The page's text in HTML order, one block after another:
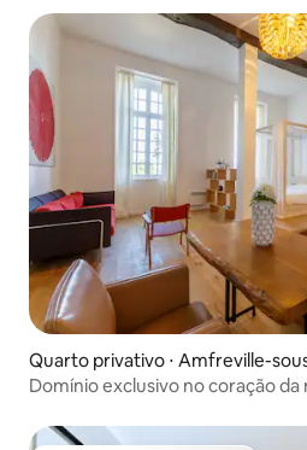
Quarto privativo ⋅ Amfreville-
Domínio exclusivo no coração